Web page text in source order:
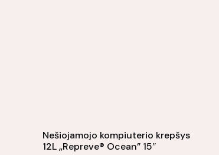
Nešiojamojo kompiuterio krepšys
12L „Repreve® Ocean” 15″